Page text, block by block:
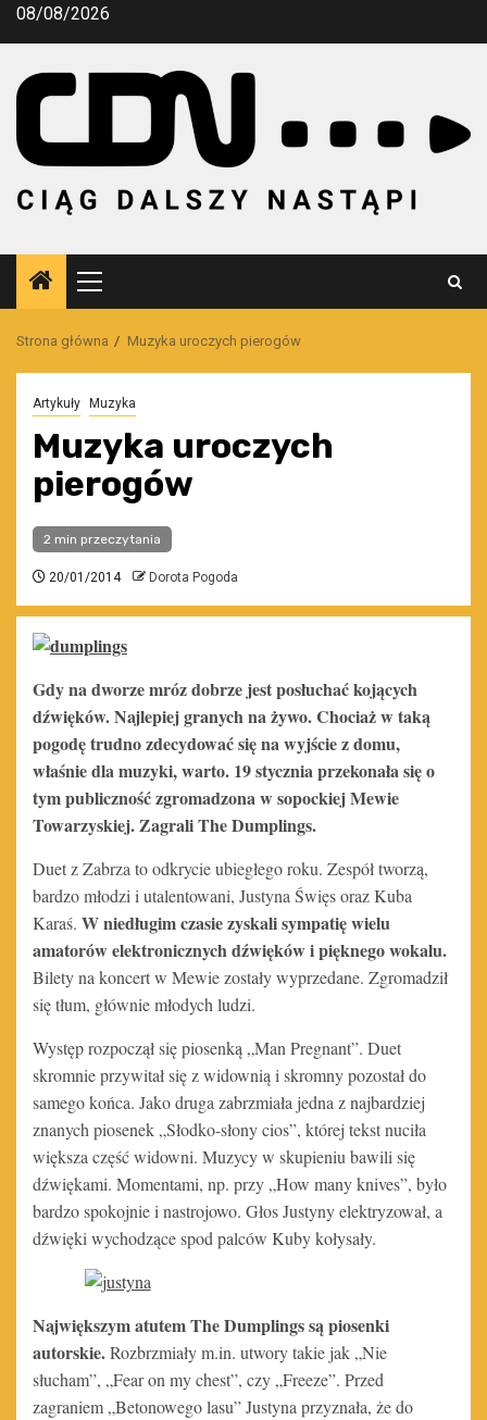
Przejdź
08/08/2026
Menu
główne
Strona główna Muzyka uroczych pierogów
Artykuły Muzyka
Muzyka uroczych
pierogów
2 min przeczytania
20/01/2014 Dorota Pogoda
Gdy na dworze mróz dobrze jest posłuchać kojących
dźwięków. Najlepiej granych na żywo. Chociaż w taką
pogodę trudno zdecydować się na wyjście z domu,
właśnie dla muzyki, warto. 19 stycznia przekonała się o
tym publiczność zgromadzona w sopockiej Mewie
Towarzyskiej. Zagrali The Dumplings.
Duet z Zabrza to odkrycie ubiegłego roku. Zespół tworzą,
bardzo młodzi i utalentowani, Justyna Święs oraz Kuba
Karaś. W niedługim czasie zyskali sympatię wielu
amatorów elektronicznych dźwięków i pięknego wokalu.
Bilety na koncert w Mewie zostały wyprzedane. Zgromadził
się tłum, głównie młodych ludzi.
Występ rozpoczął się piosenką „Man Pregnant”. Duet
skromnie przywitał się z widownią i skromny pozostał do
samego końca. Jako druga zabrzmiała jedna z najbardziej
znanych piosenek „Słodko-słony cios”, której tekst nuciła
większa część widowni. Muzycy w skupieniu bawili się
dźwiękami. Momentami, np. przy „How many knives”, było
bardzo spokojnie i nastrojowo. Głos Justyny elektryzował, a
dźwięki wychodzące spod palców Kuby kołysały.
Największym atutem The Dumplings są piosenki
autorskie.Rozbrzmiały m.in. utwory takie jak „Nie
słucham”, „Fear on my chest”, czy „Freeze”. Przed
zagraniem „Betonowego lasu” Justyna przyznała, że do